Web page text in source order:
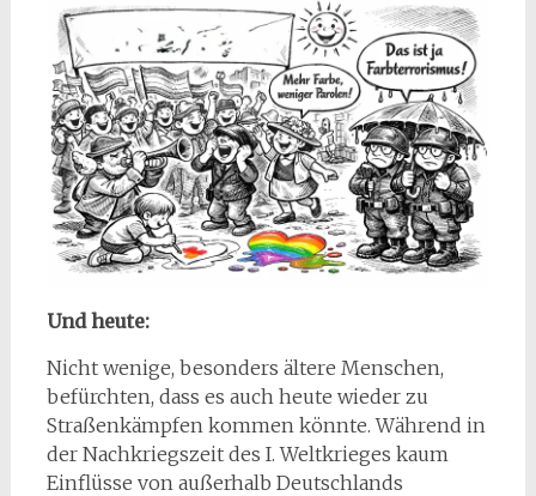
Und heute:
Nicht wenige, besonders ältere Menschen,
befürchten, dass es auch heute wieder zu
Straßenkämpfen kommen könnte. Während in
der Nachkriegszeit des I. Weltkrieges kaum
Einflüsse von außerhalb Deutschlands